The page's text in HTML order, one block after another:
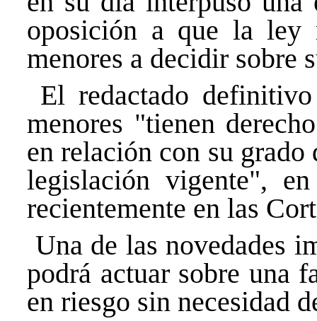
oposición a que la ley
menores a decidir sobre
El redactado
menores "tienen
en relación con su grado
legislación vigente",
recientemente en las
Una de las novedades
podrá actuar sobre una
en riesgo sin necesidad